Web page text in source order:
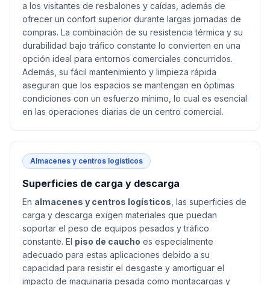
a los visitantes de resbalones y caídas, además de
ofrecer un confort superior durante largas jornadas de
compras. La combinación de su resistencia térmica y su
durabilidad bajo tráfico constante lo convierten en una
opción ideal para entornos comerciales concurridos.
Además, su fácil mantenimiento y limpieza rápida
aseguran que los espacios se mantengan en óptimas
condiciones con un esfuerzo mínimo, lo cual es esencial
en las operaciones diarias de un centro comercial.
Almacenes y centros logísticos
Superficies de carga y descarga
En almacenes y centros logísticos , las superficies de
carga y descarga exigen materiales que puedan
soportar el peso de equipos pesados y tráfico
constante. El piso de caucho es especialmente
adecuado para estas aplicaciones debido a su
capacidad para resistir el desgaste y amortiguar el
impacto de maquinaria pesada como montacargas y